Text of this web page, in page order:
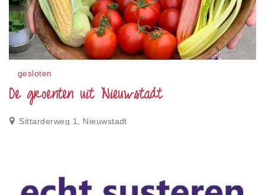
gesloten
De groenten uit Nieuwstadt
Sittarderweg 1, Nieuwstadt